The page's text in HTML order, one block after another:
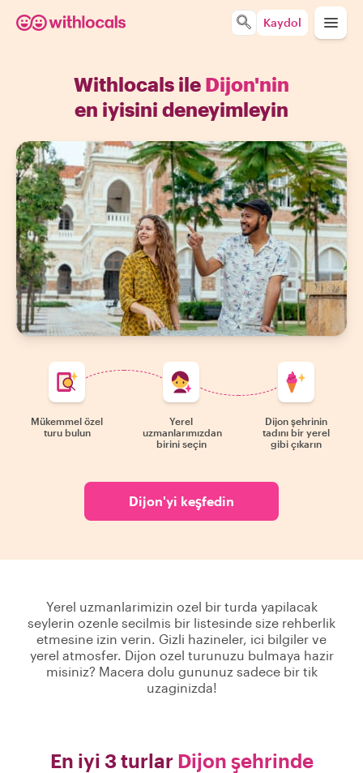
Kaydol
Withlocals ile Dijon'nin
en iyisini deneyimleyin
Mükemmel özel
turu bulun
Yerel
uzmanlarımızdan
birini seçin
Dijon şehrinin
tadını bir yerel
gibi çıkarın
Dijon'yi keşfedin
Yerel uzmanlarimizin ozel bir turda yapilacak
seylerin ozenle secilmis bir listesinde size rehberlik
etmesine izin verin. Gizli hazineler, ici bilgiler ve
yerel atmosfer. Dijon ozel turunuzu bulmaya hazir
misiniz? Macera dolu gununuz sadece bir tik
uzaginizda!
En iyi 3 turlar Dijon şehrinde